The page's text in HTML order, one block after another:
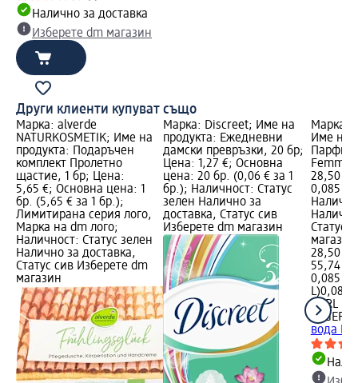
Налично за доставка
Изберете dm магазин
Други клиенти купуват също
Марка: alverde
NATURKOSMETIK; Име на
продукта: Подаръчен
комплект Пролетно
щастие, 1 бр; Цена:
5,65 €; Основна цена: 1
бр. (5,65 € за 1 бр.);
Лимитирана серия лого,
Марка на dm лого;
Наличност: Статус зелен
Налично за доставка,
Статус сив Изберете dm
магазин
Марка: Discreet; Име на
продукта: Ежедневни
дамски превръзки, 20 бр;
Цена: 1,27 €; Основна
цена: 20 бр. (0,06 € за 1
бр.); Наличност: Статус
зелен Налично за
доставка, Статус сив
Изберете dm магазин
Марка:
Име на
28,50 €;
0,085 L
Статус
магазин
28,50 €
55,74
0,085 L
L)0,085
KARL
вода